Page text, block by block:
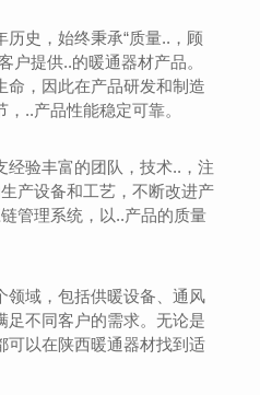
史，始终秉承“质量..，顾
户提供..的暖通器材产品。
命，因此在产品研发和制造
..产品性能稳定可靠。
经验丰富的团队，技术..，注
产设备和工艺，不断改进产
管理系统，以..产品的质量
领域，包括供暖设备、通风
足不同客户的需求。无论是
可以在陕西暖通器材找到适